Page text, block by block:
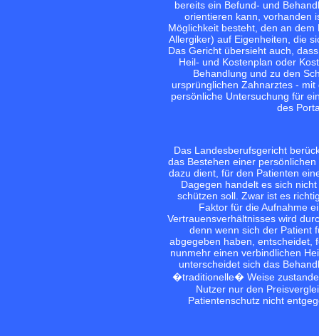
bereits ein Befund- und
orientieren kann, vorhanden
Möglichkeit besteht, den an
Allergiker) auf Eigenheiten, die
Das Gericht übersieht auch,
Heil- und Kostenplan oder
Behandlung und zu den
ursprünglichen Zahnarztes -
persönliche Untersuchung für
des
Das Landesberufsgericht
das Bestehen einer
dazu dient, für den Patienten
Dagegen handelt es sich
schützen soll. Zwar ist es
Faktor für die Aufnahme
Vertrauensverhältnisses wird
denn wenn sich der Patient
abgegeben haben, entscheidet,
nunmehr einen verbindlichen
unterscheidet sich das
�traditionelle� Weise zustande
Nutzer nur den
Patientenschutz nicht